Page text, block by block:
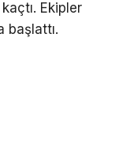
Ekipler
başlattı.